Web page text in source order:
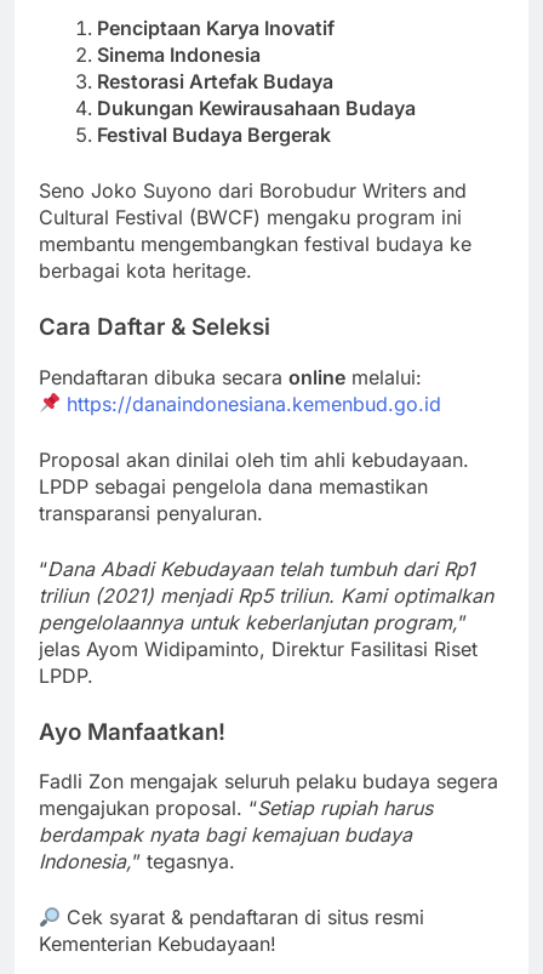
Penciptaan Karya Inovatif
Sinema Indonesia
Restorasi Artefak Budaya
Dukungan Kewirausahaan Budaya
Festival Budaya Bergerak
Seno Joko Suyono dari Borobudur Writers and
Cultural Festival (BWCF) mengaku program ini
membantu mengembangkan festival budaya ke
berbagai kota heritage.
Cara Daftar & Seleksi
Pendaftaran dibuka secara online melalui:
https://danaindonesiana.kemenbud.go.id
Proposal akan dinilai oleh tim ahli kebudayaan.
LPDP sebagai pengelola dana memastikan
transparansi penyaluran.
“Dana Abadi Kebudayaan telah tumbuh dari Rp1
triliun (2021) menjadi Rp5 triliun. Kami optimalkan
pengelolaannya untuk keberlanjutan program,”
jelas Ayom Widipaminto, Direktur Fasilitasi Riset
LPDP.
Ayo Manfaatkan!
Fadli Zon mengajak seluruh pelaku budaya segera
mengajukan proposal. “Setiap rupiah harus
berdampak nyata bagi kemajuan budaya
Indonesia,” tegasnya.
Cek syarat & pendaftaran di situs resmi
Kementerian Kebudayaan!